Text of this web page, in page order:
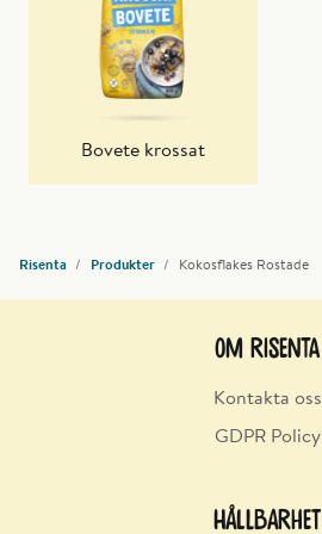
Bovete krossat
Risenta Produkter Kokosflakes Rostade
Om Risenta
Kontakta oss
GDPR Policy
Hållbarhet